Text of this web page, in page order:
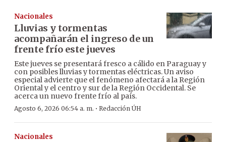
Nacionales
Lluvias y tormentas
acompañarán el ingreso de un
frente frío este jueves
Este jueves se presentará fresco a cálido en Paraguay y
con posibles lluvias y tormentas eléctricas. Un aviso
especial advierte que el fenómeno afectará a la Región
Oriental y el centro y sur de la Región Occidental. Se
acerca un nuevo frente frío al país.
Agosto 6, 2026 06:54 a. m. · Redacción ÚH
Nacionales